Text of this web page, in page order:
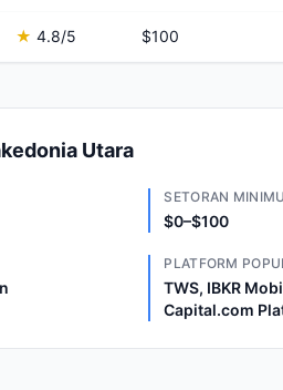
★ 4.8/5 $100
Utara
SETORAN
$0–$100
PLATFORM
TWS, IBKR
Capital.com